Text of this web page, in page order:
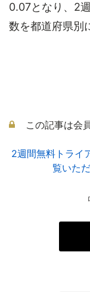
0.07となり、2
数を都道府県別
この記事は会
2週間無料トライ
覧いた